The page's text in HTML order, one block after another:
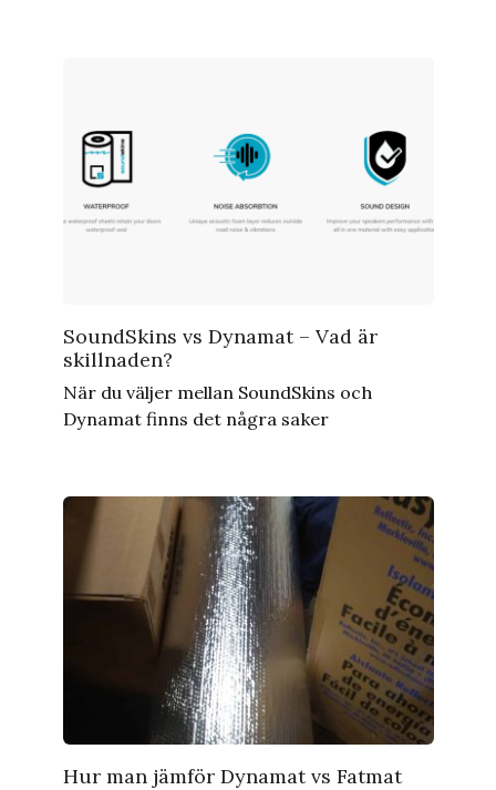
SoundSkins vs Dynamat – Vad är
skillnaden?
När du väljer mellan SoundSkins och
Dynamat finns det några saker
Hur man jämför Dynamat vs Fatmat